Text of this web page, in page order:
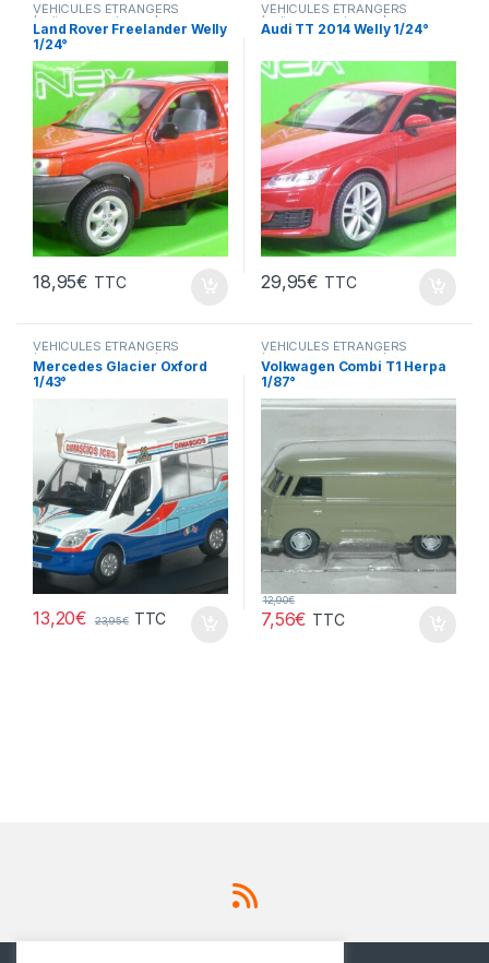
VÉHICULES ÉTRANGERS
(voitures,camions ...)
Land Rover Freelander Welly
1/24°
18,95€ TTC
VÉHICULES ÉTRANGERS
(voitures,camions ...)
Audi TT 2014 Welly 1/24°
29,95€ TTC
VÉHICULES ÉTRANGERS
(voitures,camions ...)
Mercedes Glacier Oxford
1/43°
13,20€ 23,95€ TTC
VÉHICULES ÉTRANGERS
(voitures,camions ...)
Volkwagen Combi T1 Herpa
1/87°
7,56€
12,90€
TTC